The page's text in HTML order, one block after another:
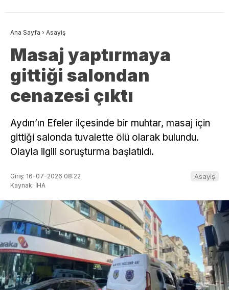
Ana Sayfa › Asayiş
Masaj yaptırmaya
gittiği salondan
cenazesi çıktı
Aydın’ın Efeler ilçesinde bir muhtar, masaj için
gittiği salonda tuvalette ölü olarak bulundu.
Olayla ilgili soruşturma başlatıldı.
Giriş: 16-07-2026 08:22
Kaynak: İHA
Asayiş